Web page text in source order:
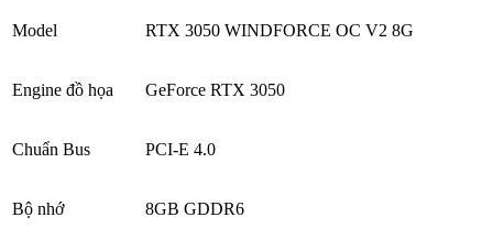
Model RTX 3050 WINDFORCE OC V2 8G
Engine đồ họa GeForce RTX 3050
Chuẩn Bus PCI-E 4.0
Bộ nhớ 8GB GDDR6